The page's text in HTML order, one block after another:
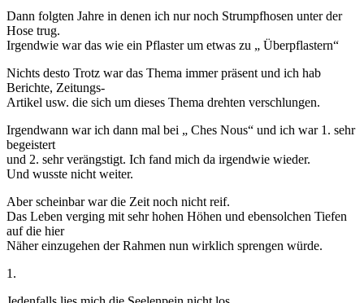
Dann folgten Jahre in denen ich nur noch Strumpfhosen unter der
Hose trug.
Irgendwie war das wie ein Pflaster um etwas zu „ Überpflastern“
Nichts desto Trotz war das Thema immer präsent und ich hab
Berichte, Zeitungs-
Artikel usw. die sich um dieses Thema drehten verschlungen.
Irgendwann war ich dann mal bei „ Ches Nous“ und ich war 1. sehr
begeistert
und 2. sehr verängstigt. Ich fand mich da irgendwie wieder.
Und wusste nicht weiter.
Aber scheinbar war die Zeit noch nicht reif.
Das Leben verging mit sehr hohen Höhen und ebensolchen Tiefen
auf die hier
Näher einzugehen der Rahmen nun wirklich sprengen würde.
1.